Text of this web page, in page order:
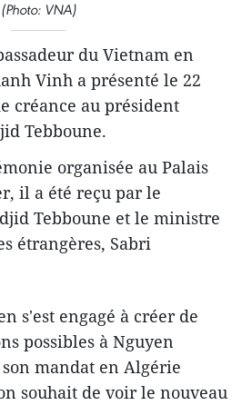
(Photo: VNA)
du Vietnam en
Vinh a présenté le 22
créance au président
Tebboune.
organisée au Palais
il a été reçu par le
Tebboune et le ministre
étrangères, Sabri
s'est engagé à créer de
possibles à Nguyen
mandat en Algérie
souhait de voir le nouveau